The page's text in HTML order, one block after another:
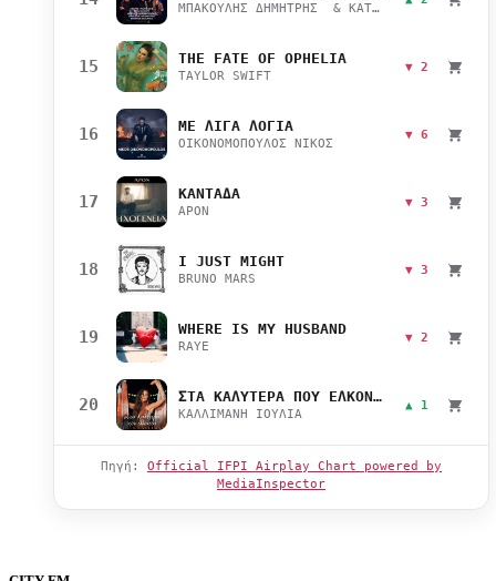
ΜΠΑΚΟΥΛΗΣ ΔΗΜΗΤΡΗΣ & ΚΑΤΣΙΜΙΧΑ ΜΑΡΙΑΝΑ
15 THE FATE OF OPHELIA
TAYLOR SWIFT
▼ 2
16 ΜΕ ΛΙΓΑ ΛΟΓΙΑ
ΟΙΚΟΝΟΜΟΠΟΥΛΟΣ ΝΙΚΟΣ
▼ 6
17 ΚΑΝΤΑΔΑ
APON
▼ 3
18 I JUST MIGHT
BRUNO MARS
▼ 3
19 WHERE IS MY HUSBAND
RAYE
▼ 2
20 ΣΤΑ ΚΑΛΥΤΕΡΑ ΠΟΥ ΕΛΚΟΝΤΑΙ
ΚΑΛΛΙΜΑΝΗ ΙΟΥΛΙΑ
▲ 1
Πηγή: Official IFPI Airplay Chart powered by
MediaInspector